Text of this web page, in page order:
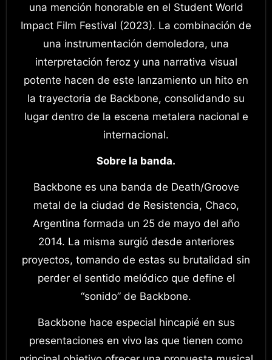
una mención honorable en el Student World
Impact Film Festival (2023). La combinación de
una instrumentación demoledora, una
interpretación feroz y una narrativa visual
potente hacen de este lanzamiento un hito en
la trayectoria de Backbone, consolidando su
lugar dentro de la escena metalera nacional e
internacional.
Sobre la banda.
Backbone es una banda de Death/Groove
metal de la ciudad de Resistencia, Chaco,
Argentina formada un 25 de mayo del año
2014. La misma surgió desde anteriores
proyectos, tomando de estas su brutalidad sin
perder el sentido melódico que define el
“sonido” de Backbone.
Backbone hace especial hincapié en sus
presentaciones en vivo las que tienen como